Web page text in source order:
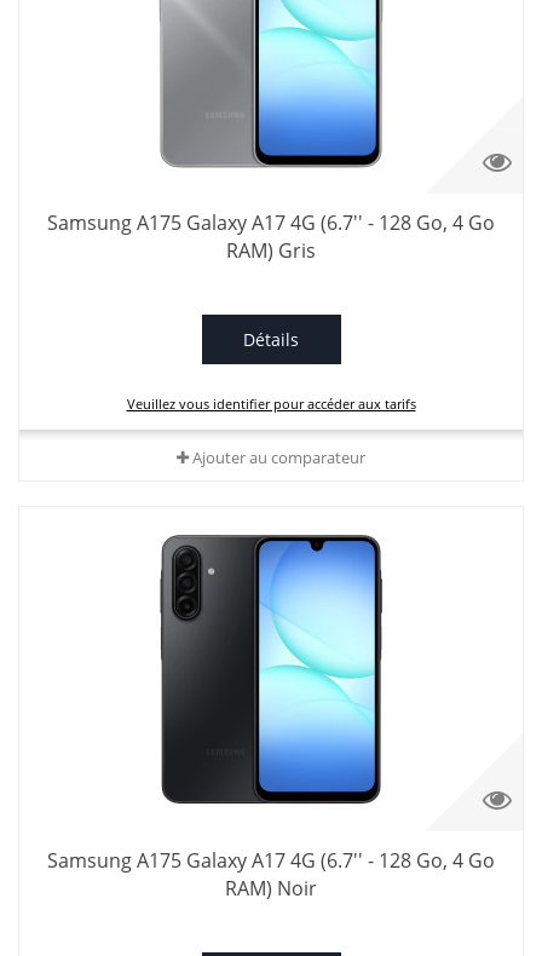
Samsung A175 Galaxy A17 4G (6.7'' - 128 Go, 4 Go
RAM) Gris
Détails
Veuillez vous identifier pour accéder aux tarifs
Ajouter au comparateur
Samsung A175 Galaxy A17 4G (6.7'' - 128 Go, 4 Go
RAM) Noir